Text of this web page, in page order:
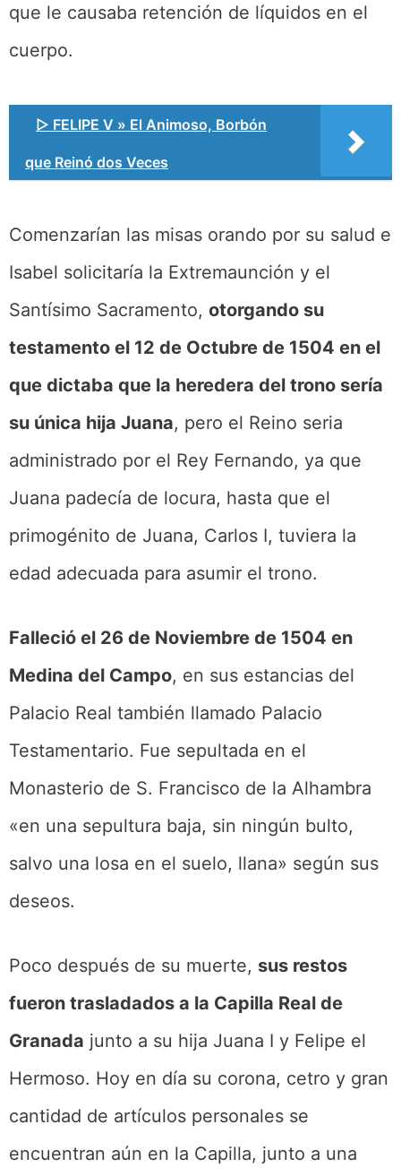
que le causaba retención de líquidos en el
cuerpo.
▷ FELIPE V » El Animoso, Borbón
que Reinó dos Veces
Comenzarían las misas orando por su salud e
Isabel solicitaría la Extremaunción y el
Santísimo Sacramento, otorgando su
testamento el 12 de Octubre de 1504 en el
que dictaba que la heredera del trono sería
su única hija Juana, pero el Reino seria
administrado por el Rey Fernando, ya que
Juana padecía de locura, hasta que el
primogénito de Juana, Carlos I, tuviera la
edad adecuada para asumir el trono.
Falleció el 26 de Noviembre de 1504 en
Medina del Campo, en sus estancias del
Palacio Real también llamado Palacio
Testamentario. Fue sepultada en el
Monasterio de S. Francisco de la Alhambra
«en una sepultura baja, sin ningún bulto,
salvo una losa en el suelo, llana» según sus
deseos.
Poco después de su muerte, sus restos
fueron trasladados a la Capilla Real de
Granada junto a su hija Juana I y Felipe el
Hermoso. Hoy en día su corona, cetro y gran
cantidad de artículos personales se
encuentran aún en la Capilla, junto a una